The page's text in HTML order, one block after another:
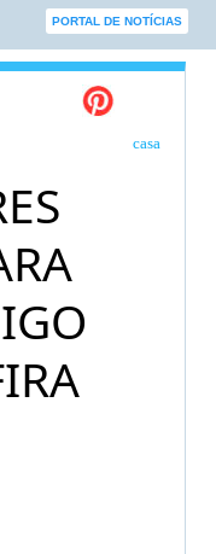
PORTAL DE NOTÍCIAS
casa